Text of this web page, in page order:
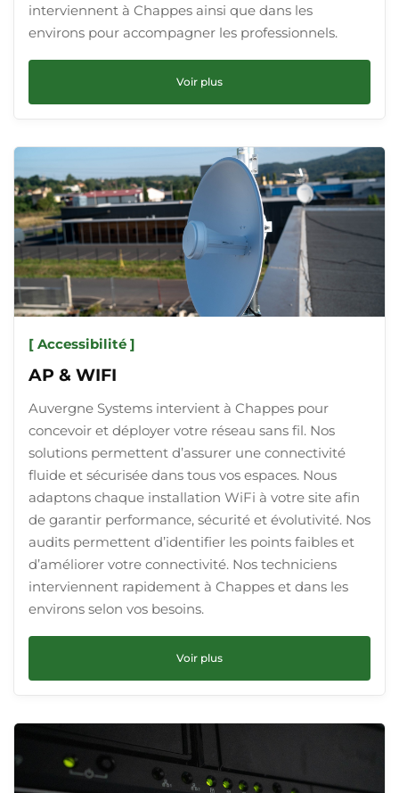
interviennent à Chappes ainsi que dans les
environs pour accompagner les professionnels.
Voir plus
[ Accessibilité ]
AP & WIFI
Auvergne Systems intervient à Chappes pour
concevoir et déployer votre réseau sans fil. Nos
solutions permettent d’assurer une connectivité
fluide et sécurisée dans tous vos espaces. Nous
adaptons chaque installation WiFi à votre site afin
de garantir performance, sécurité et évolutivité. Nos
audits permettent d’identifier les points faibles et
d’améliorer votre connectivité. Nos techniciens
interviennent rapidement à Chappes et dans les
environs selon vos besoins.
Voir plus